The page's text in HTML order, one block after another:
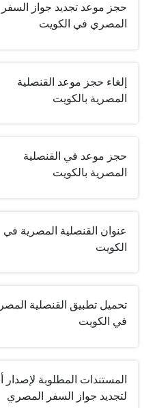
حجز موعد تجديد جواز السفر
المصري في الكويت
إلغاء حجز موعد القنصلية
المصرية بالكويت
حجز موعد في القنصلية
المصرية بالكويت
عنوان القنصلية المصرية في
الكويت
تحميل تطبيق القنصلية
في الكويت
المستندات المطلوبة لإصدار
لتجديد جواز السفر المصري